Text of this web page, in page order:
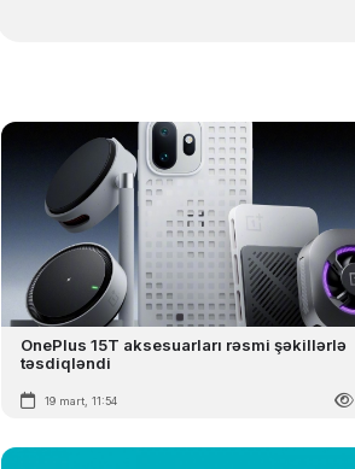
OnePlus 15T aksesuarları rəsmi şəkillərlə
təsdiqləndi
19 mart, 11:54